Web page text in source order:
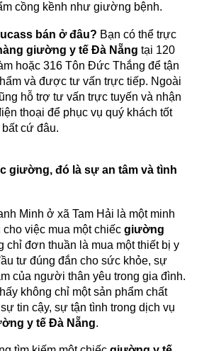
cồng kềnh như giường bệnh.
bán ở đâu? Bạn có thể trực
giường y tế Đà Nẵng tại 120
hoặc 316 Tôn Đức Thắng để tận
và được tư vấn trực tiếp. Ngoài
hỗ trợ tư vấn trực tuyến và nhận
thoại để phục vụ quý khách tốt
cứ đâu.
giường, đó là sự an tâm và tình
Minh ở xã Tam Hải là một minh
việc mua một chiếcgiường
chỉ đơn thuần là mua một thiết bị y
tư đúng đắn cho sức khỏe, sự
của người thân yêu trong gia đình.
không chỉ một sản phẩm chất
tin cậy, sự tận tình trong dịch vụ
y tế Đà Nẵng.